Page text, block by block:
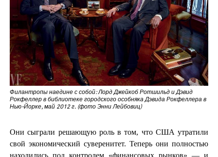
Филантропы наедине с собой: Лорд Джейкоб Ротшильд и Дэвид
Рокфеллер в библиотеке городского особняка Дэвида Рокфеллера в
Нью-Йорке, май 2012 г. (фото Энни Лейбовиц)
Они сыграли решающую роль в том, что США утратили
свой экономический суверенитет. Теперь они полностью